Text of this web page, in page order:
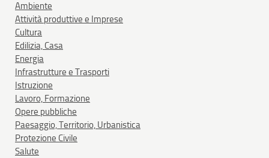
Ambiente
Attività produttive e Imprese
Cultura
Edilizia, Casa
Energia
Infrastrutture e Trasporti
Istruzione
Lavoro, Formazione
Opere pubbliche
Paesaggio, Territorio, Urbanistica
Protezione Civile
Salute